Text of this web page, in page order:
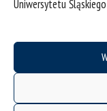
Uniwersytetu